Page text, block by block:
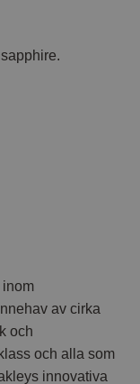
inom
av cirka
och
och alla som
innovativa